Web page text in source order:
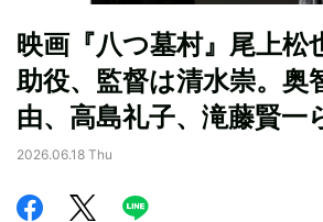
映画『八つ墓村』尾上松
助役、監督は清水崇。奥
由、高島礼子、滝藤賢一
2026.06.18 Thu